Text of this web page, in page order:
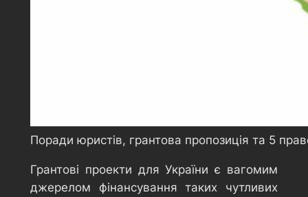
Поради юристів, грантова пропозиція та 5
Грантові проекти для України є вагомим
джерелом фінансування таких чутливих